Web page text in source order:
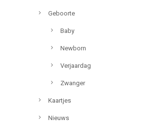
Geboorte
Baby
Newborn
Verjaardag
Zwanger
Kaartjes
Nieuws